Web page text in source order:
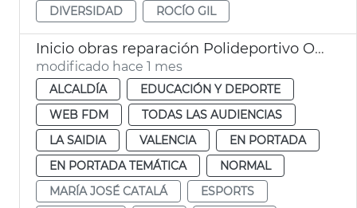
DIVERSIDAD
ROCÍO GIL
Inicio obras reparación Polideportivo Orriols València
modificado hace 1 mes
ALCALDÍA
EDUCACIÓN Y DEPORTE
WEB FDM
TODAS LAS AUDIENCIAS
LA SAIDIA
VALENCIA
EN PORTADA
EN PORTADA TEMÁTICA
NORMAL
MARÍA JOSÉ CATALÁ
ESPORTS